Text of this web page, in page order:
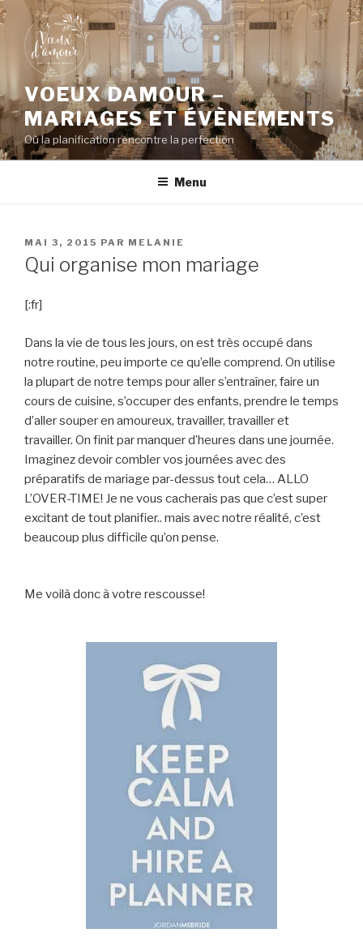
Aller
au
contenu
principal
VOEUX DAMOUR –
MARIAGES ET ÉVÈNEMENTS
Où la planification rencontre la perfection
Menu
PUBLIÉ
LE
MAI 3, 2015 PAR MELANIE
Qui organise mon mariage
[:fr]
Dans la vie de tous les jours, on est très occupé dans
notre routine, peu importe ce qu’elle comprend. On utilise
la plupart de notre temps pour aller s’entraîner, faire un
cours de cuisine, s’occuper des enfants, prendre le temps
d’aller souper en amoureux, travailler, travailler et
travailler. On finit par manquer d’heures dans une journée.
Imaginez devoir combler vos journées avec des
préparatifs de mariage par-dessus tout cela… ALLO
L’OVER-TIME! Je ne vous cacherais pas que c’est super
excitant de tout planifier.. mais avec notre réalité, c’est
beaucoup plus difficile qu’on pense.
Me voilà donc à votre rescousse!